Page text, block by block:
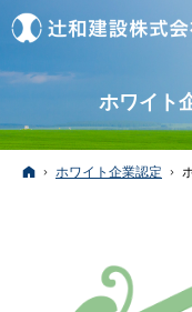
ホワイト
ホーム
ホワイト企業認定